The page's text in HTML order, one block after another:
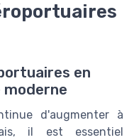
en
moderne
d'augmenter à
il est essentiel